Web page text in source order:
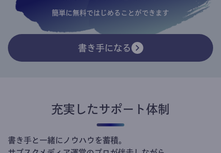
簡単に無料ではじめることができます
書き手になる
充実したサポート体制
書き手と一緒にノウハウを蓄積。